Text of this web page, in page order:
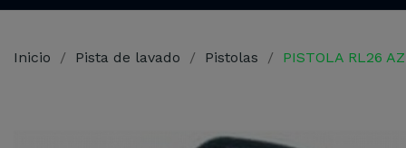
Inicio Pista de lavado Pistolas PISTOLA RL26